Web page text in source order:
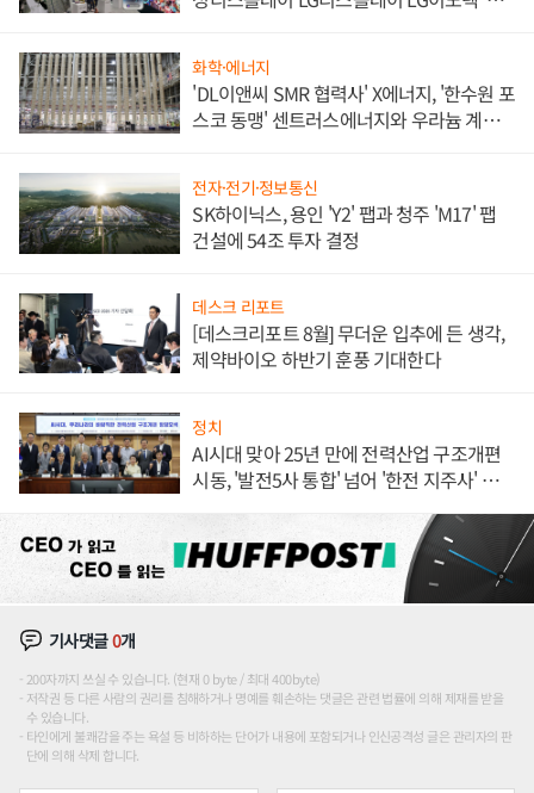
화학·에너지
'DL이앤씨 SMR 협력사' X에너지, '한수원 포
스코 동맹' 센트러스에너지와 우라늄 계약
전자·전기·정보통신
SK하이닉스, 용인 'Y2' 팹과 청주 'M17' 팹
건설에 54조 투자 결정
데스크 리포트
[데스크리포트 8월] 무더운 입추에 든 생각,
제약바이오 하반기 훈풍 기대한다
정치
AI시대 맞아 25년 만에 전력산업 구조개편
시동, '발전5사 통합' 넘어 '한전 지주사' 재편
기사댓글0개
200자까지 쓰실 수 있습니다. (현재 0 byte / 최대 400byte)
저작권 등 다른 사람의 권리를 침해하거나 명예를 훼손하는 댓글은 관련 법률에 의해 제재를 받을
수 있습니다.
타인에게 불쾌감을 주는 욕설 등 비하하는 단어가 내용에 포함되거나 인신공격성 글은 관리자의 판
단에 의해 삭제 합니다.